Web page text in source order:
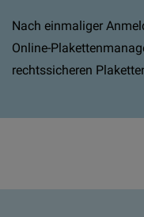
Nach einmaliger
Online-
rechtssicheren